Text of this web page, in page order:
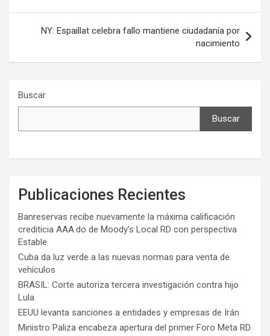
entradas
NY: Espaillat celebra fallo mantiene ciudadanía por
nacimiento
Buscar
Buscar
Publicaciones Recientes
Banreservas recibe nuevamente la máxima calificación
crediticia AAA.do de Moody’s Local RD con perspectiva
Estable
Cuba da luz verde a las nuevas normas para venta de
vehículos
BRASIL: Corte autoriza tercera investigación contra hijo
Lula
EEUU levanta sanciones a entidades y empresas de Irán
Ministro Paliza encabeza apertura del primer Foro Meta RD